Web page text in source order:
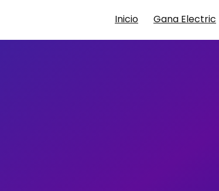
Inicio Gana Electric